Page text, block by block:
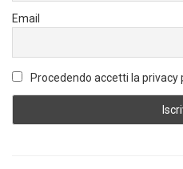
Email
Procedendo accetti la privacy